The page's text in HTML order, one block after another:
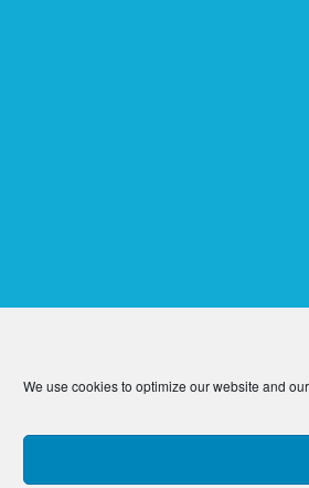
We use cookies to optimize our website and